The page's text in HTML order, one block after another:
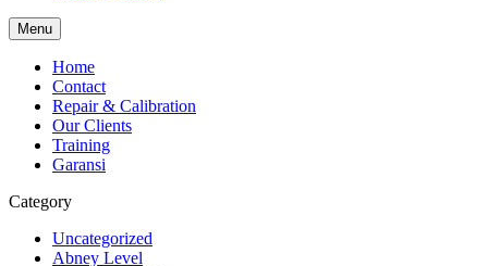
Menu
Home
Contact
Repair & Calibration
Our Clients
Training
Garansi
Category
Uncategorized
Abney Level